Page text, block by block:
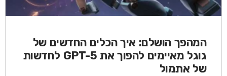
המהפך הושלם: איך הכלים החדשים של
גוגל מאיימים להפוך את GPT-5 לחדשות
של אתמול